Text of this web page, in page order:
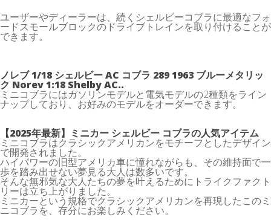
ユーザーやディーラーは、続くシェルビーコブラに最適なフォ
ードスモールブロックのドライブトレインを取り付けることが
できます。
ノレブ 1/18 シェルビーAC コブラ 289 1963 ブルーメタリッ
ク Norev 1:18 Shelby AC..
ミニコブラにはガソリンモデルと電気モデルの2種類をライン
ナップしており、お好みのモデルをオーダーできます。
【2025年最新】ミニカー シェルビー コブラの人気アイテム
ミニコブラはクラシックアメリカンをモチーフとしたデザイン
で開発されました。
ハイパワーの旧型アメリカ車に憧れながらも、その維持面で一
歩を踏み出せない夢見る大人は数多いです。
そんな無邪気な大人たちの夢を叶えるためにトライクファクト
リーは立ち上がりました。
ミニカーという規格でクラシックアメリカンを再現したこのミ
ニコブラを、存分にお楽しみください。